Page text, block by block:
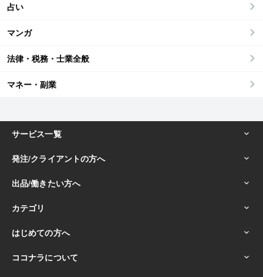
占い
マンガ
法律・税務・士業全般
マネー・副業